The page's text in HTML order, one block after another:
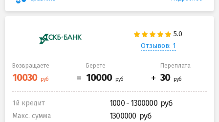
Отзывов: 1
Возвращаете Берете Переплата
1й кредит 1000 - 1300000
Макс. сумма 1300000